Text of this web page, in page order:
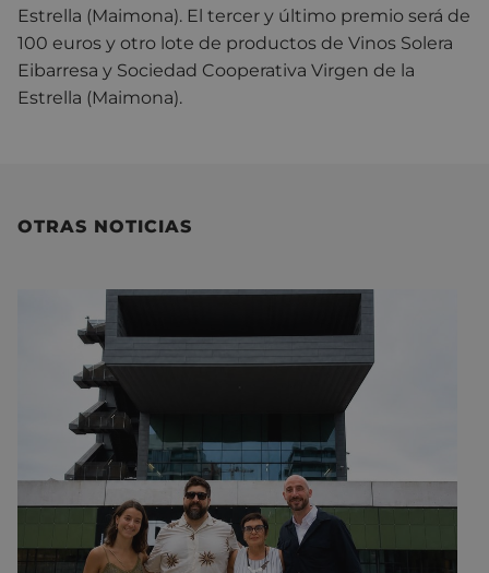
Estrella (Maimona). El tercer y último premio será de
100 euros y otro lote de productos de Vinos Solera
Eibarresa y Sociedad Cooperativa Virgen de la
Estrella (Maimona).
OTRAS NOTICIAS